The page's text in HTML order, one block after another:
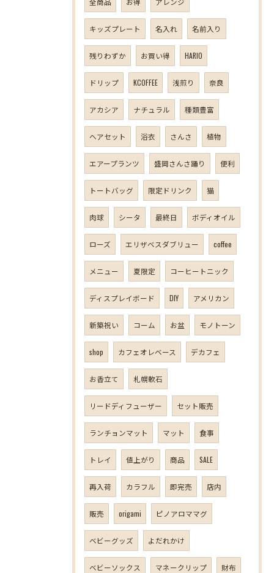
キッズプレート 名入れ 名前入り
残りわずか お買い得 HARIO
ドリップ KCOFFEE 浅煎り 奈良
アカシア ナチュラル 種類豊富
ヘアセット 浴衣 さんさ 植物
エアープランツ 盛岡さんさ踊り 便利
トートバッグ 限定ドリンク 猫
肉球 シータ 最終日 ボディオイル
ローズ エリザベスダブリュー coffee
メニュー 夏限定 コーヒートニック
ディスプレイボード DIY アメリカン
新築祝い コーム お盆 モノトーン
shop カフェオレベース デカフェ
お香立て 札幌軟石
リードディフューザー セット販売
ランチョンマット マット 食事
トレイ 値上がり 商品 SALE
再入荷 カラフル 即完売 店内
販売 origami ピノアロママグ
ベビーグッズ よだれかけ
ベビーソックス マネークリップ 財布